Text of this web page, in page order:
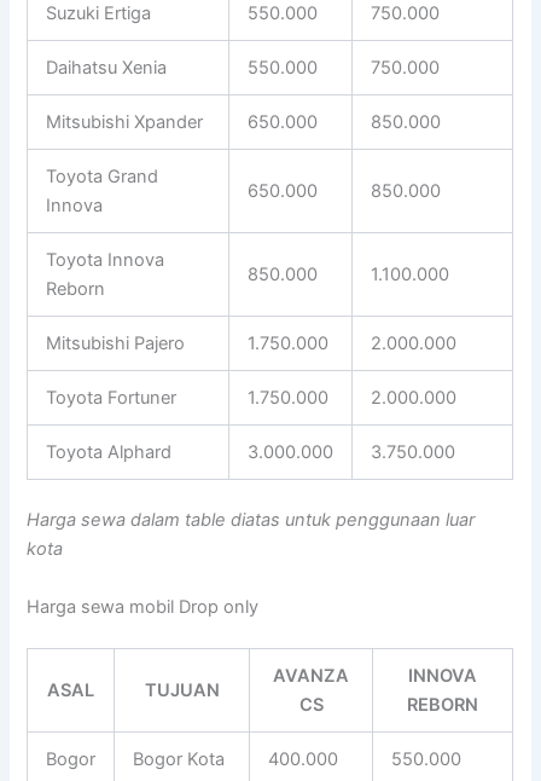
Suzuki Ertiga 550.000 750.000
Daihatsu Xenia 550.000 750.000
Mitsubishi Xpander 650.000 850.000
Toyota Grand
Innova
650.000 850.000
Toyota Innova
Reborn
850.000 1.100.000
Mitsubishi Pajero 1.750.000 2.000.000
Toyota Fortuner 1.750.000 2.000.000
Toyota Alphard 3.000.000 3.750.000
Harga sewa dalam table diatas untuk penggunaan luar
kota
Harga sewa mobil Drop only
ASAL TUJUAN
AVANZA
CS
INNOVA
REBORN
Bogor Bogor Kota 400.000 550.000